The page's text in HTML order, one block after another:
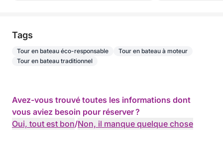
Tags
Tour en bateau éco-responsable
Tour en bateau à moteur
Tour en bateau traditionnel
Avez-vous trouvé toutes les informations dont
vous aviez besoin pour réserver ?
Oui, tout est bon/Non, il manque quelque chose